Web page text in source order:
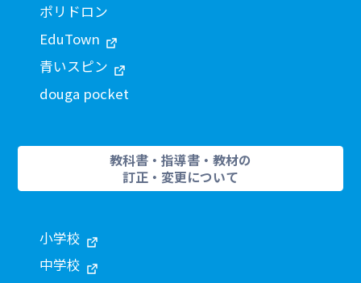
ポリドロン
EduTown
青いスピン
douga pocket
教科書・指導書・教材の
訂正・変更について
小学校
中学校